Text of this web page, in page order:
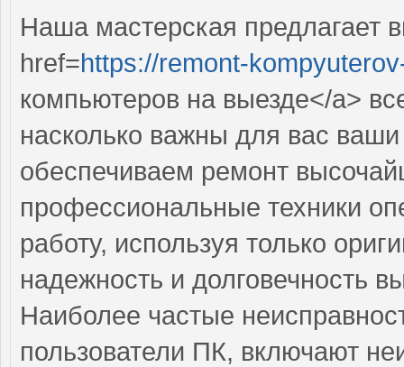
Наша мастерская предлагает
href=https://remont-
компьютеров на выезде</a>
насколько важны для вас
обеспечиваем ремонт
профессиональные техники
работу, используя только
надежность и долговечность
Наиболее частые
пользователи ПК, включают